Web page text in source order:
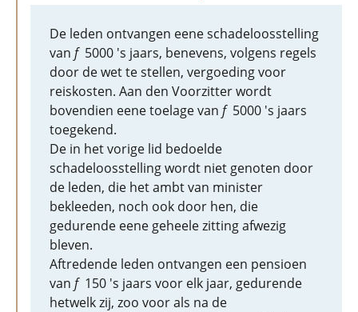
De leden ontvangen eene schadeloosstelling
van f5000 's jaars, benevens, volgens regels
door de wet te stellen, vergoeding voor
reiskosten. Aan den Voorzitter wordt
bovendien eene toelage van f5000 's jaars
toegekend.
De in het vorige lid bedoelde
schadeloosstelling wordt niet genoten door
de leden, die het ambt van minister
bekleeden, noch ook door hen, die
gedurende eene geheele zitting afwezig
bleven.
Aftredende leden ontvangen een pensioen
van f150 's jaars voor elk jaar, gedurende
hetwelk zij, zoo voor als na de